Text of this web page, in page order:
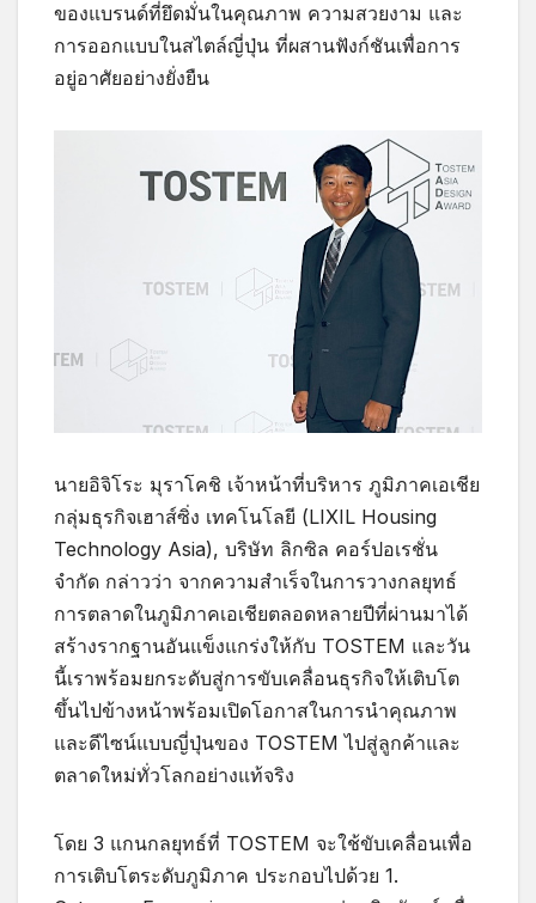
ของแบรนด์ที่ยึดมั่นในคุณภาพ ความสวยงาม และ
การออกแบบในสไตล์ญี่ปุ่น ที่ผสานฟังก์ชันเพื่อการ
อยู่อาศัยอย่างยั่งยืน
นายอิจิโระ มุราโคชิ เจ้าหน้าที่บริหาร ภูมิภาคเอเชีย
กลุ่มธุรกิจเฮาส์ซิ่ง เทคโนโลยี (LIXIL Housing
Technology Asia), บริษัท ลิกซิล คอร์ปอเรชั่น
จำกัด กล่าวว่า จากความสำเร็จในการวางกลยุทธ์
การตลาดในภูมิภาคเอเชียตลอดหลายปีที่ผ่านมาได้
สร้างรากฐานอันแข็งแกร่งให้กับ TOSTEM และวัน
นี้เราพร้อมยกระดับสู่การขับเคลื่อนธุรกิจให้เติบโต
ขึ้นไปข้างหน้าพร้อมเปิดโอกาสในการนำคุณภาพ
และดีไซน์แบบญี่ปุ่นของ TOSTEM ไปสู่ลูกค้าและ
ตลาดใหม่ทั่วโลกอย่างแท้จริง
โดย 3 แกนกลยุทธ์ที่ TOSTEM จะใช้ขับเคลื่อนเพื่อ
การเติบโตระดับภูมิภาค ประกอบไปด้วย 1.